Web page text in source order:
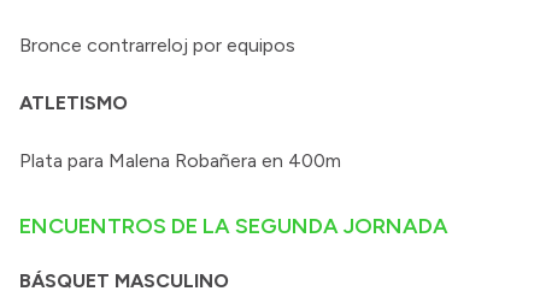
Bronce contrarreloj por equipos
ATLETISMO
Plata para Malena Robañera en 400m
ENCUENTROS DE LA SEGUNDA JORNADA
BÁSQUET MASCULINO